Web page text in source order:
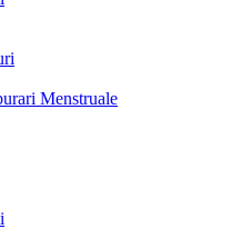
Menstruale